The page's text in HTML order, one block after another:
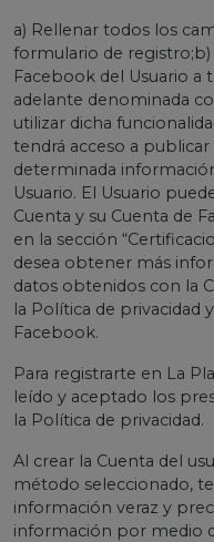
a) Rellenar todos los
formulario de registro;b)
Facebook del Usuario a
adelante denominada
utilizar dicha
tendrá acceso a
determinada
Usuario. El Usuario
Cuenta y su Cuenta de
en la sección
desea obtener más
datos obtenidos con la
la Política de privacidad
Facebook.
Para registrarte en La
leído y aceptado los
la Política de privacidad.
Al crear la Cuenta del
método seleccionado,
información veraz y
información por medio